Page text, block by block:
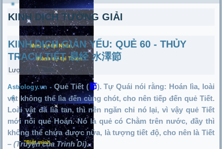
KINH DỊCH TƯỜNG GIẢI
KINH DỊCH GIẢN YẾU: QUẺ 60 - THỦY
TRẠCH TIẾT 易经 水澤節
Lượt xem: 3986
Astrology.vn -Quẻ Tiết (節). Tự Quái nói rằng: Hoán lìa, loài
vật không thể lìa đến cùng chót, cho nên tiếp đến quẻ Tiết.
Loài vật đã lìa tan, thì nên ngăn chỉ nó lại, vì vậy quẻ Tiết
mới nối quẻ Hoán. Nó là quẻ có Chằm trên nước, đầy thì
không thể chứa được nữa, là tượng tiết độ, cho nên là Tiết
–(Truyện của Trình Di).